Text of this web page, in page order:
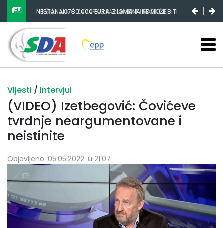
NIKŠIĆ I LAKIĆ ZAVARALI PARLAMENT I RADNIKE
ŽELJEZARE
Vijesti / Intervjui
(VIDEO) Izetbegović: Čovićeve
tvrdnje neargumentovane i
neistinite
Objavljeno: 05.05.2022. u 21:07